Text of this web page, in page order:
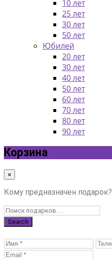
10 лет
25 лет
30 лет
50 лет
Юбилей
20 лет
30 лет
40 лет
50 лет
60 лет
70 лет
80 лет
90 лет
Корзина
×
Кому предназначен подарок?